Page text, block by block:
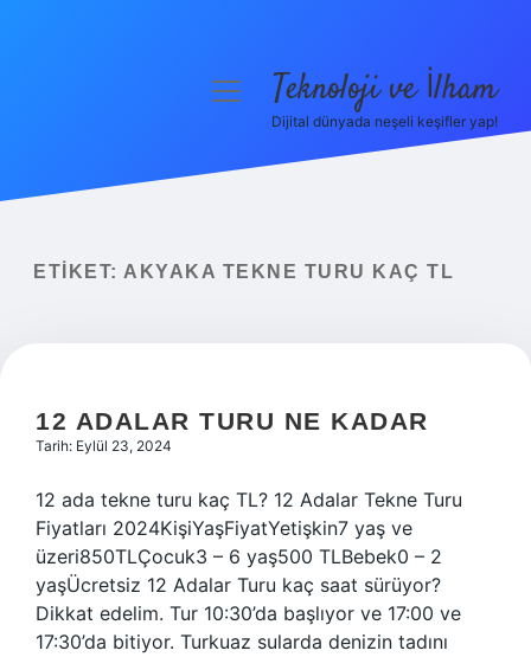
Yasal Uyarı
menüyüTeknoloji ve İlham
Dijital dünyada neşeli keşifler yap!
ETIKET: AKYAKA TEKNE TURU KAÇ TL
12 ADALAR TURU NE KADAR
Tarih: Eylül 23, 2024
12 ada tekne turu kaç TL? 12 Adalar Tekne Turu
Fiyatları 2024KişiYaşFiyatYetişkin7 yaş ve
üzeri850TLÇocuk3 – 6 yaş500 TLBebek0 – 2
yaşÜcretsiz 12 Adalar Turu kaç saat sürüyor?
Dikkat edelim. Tur 10:30’da başlıyor ve 17:00 ve
17:30’da bitiyor. Turkuaz sularda denizin tadını